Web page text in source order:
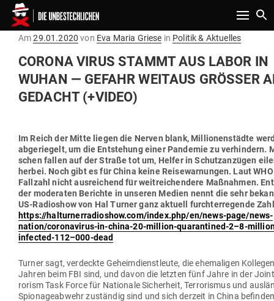
Toggle
AmGepostet
29.01.2020 von Eva Maria Griese in Politik & Aktuelles
CORONA VIRUS STAMMT AUS LABOR IN
WUHAN — GEFAHR WEITAUS GRÖSSER
EDACHT (+VIDEO)
Im Reich der Mitte liegen die Nerven blank, Mil­lio­nen­städte
abge­riegelt, um die Ent­stehung einer Pan­demie zu ver­hindern.
schen fallen auf der Straße tot um, Helfer in Schutz­an­zügen
herbei. Noch gibt es für China keine Rei­se­war­nungen. Laut
Fallzahl nicht aus­rei­chend für weit­rei­chendere Maß­nahmen.
der mode­raten Berichte in unseren Medien nennt die sehr
US-Radioshow von Hal Turner ganz aktuell furcht­erre­gende
https://halturnerradioshow.com/index.php/en/news-page/news-
nation/coronavirus-in-china-20-million-
infected-112–000-dead
Turner sagt, ver­deckte Geheim­dienst­leute, die ehe­ma­ligen
Jahren beim FBI sind, und davon die letzten fünf Jahre in der
rorism Task Force für Nationale Sicherheit, Ter­ro­rismus und
Spio­na­ge­abwehr zuständig sind und sich derzeit in China